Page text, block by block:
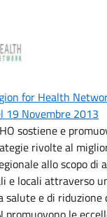
for Health
19 Novembre 2013
sostiene e
rivolte al
allo scopo di
e locali attraverso
salute e di riduzione